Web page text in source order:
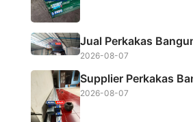
o
k
Jual Perkakas
2026-08-07
Supplier Perkakas
2026-08-07